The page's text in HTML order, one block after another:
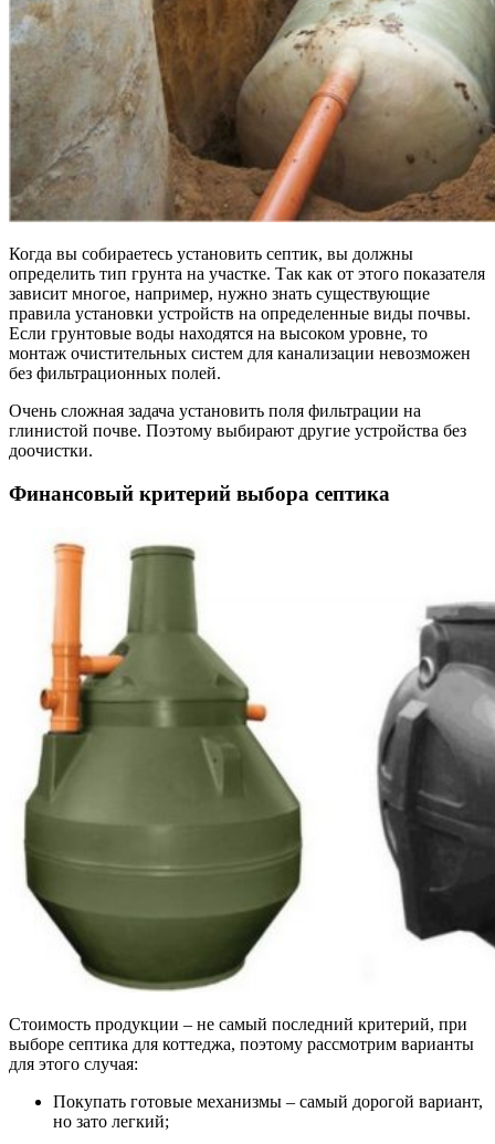
Когда вы собираетесь установить септик, вы должны
определить тип грунта на участке. Так как от этого показателя
зависит многое, например, нужно знать существующие
правила установки устройств на определенные виды почвы.
Если грунтовые воды находятся на высоком уровне, то
монтаж очистительных систем для канализации невозможен
без фильтрационных полей.
Очень сложная задача установить поля фильтрации на
глинистой почве. Поэтому выбирают другие устройства без
доочистки.
Финансовый критерий выбора септика
Стоимость продукции – не самый последний критерий, при
выборе септика для коттеджа, поэтому рассмотрим варианты
для этого случая:
Покупать готовые механизмы – самый дорогой вариант,
но зато легкий;